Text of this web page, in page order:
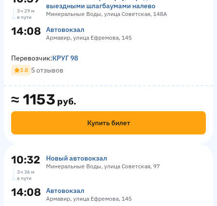
выездными шлагбаумами налево
Минеральные Воды, улица Советская, 148А
3 ч 29 м
в пути
14:08 Автовокзал
Армавир, улица Ефремова, 145
≈ 1153 руб.
Купить билет
Перевозчик:КРУГ 98
3.8 5 отзывов
10:32 Новый автовокзал
Минеральные Воды, улица Советская, 97
3 ч 36 м
в пути
14:08 Автовокзал
Армавир, улица Ефремова, 145